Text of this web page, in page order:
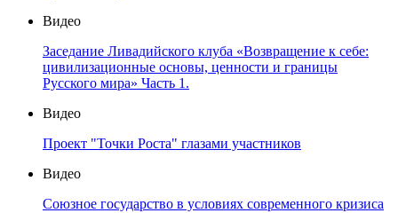
Видео
Заседание Ливадийского клуба «Возвращение к себе:
цивилизационные основы, ценности и границы
Русского мира» Часть 1.
Видео
Проект "Точки Роста" глазами участников
Видео
Союзное государство в условиях современного кризиса